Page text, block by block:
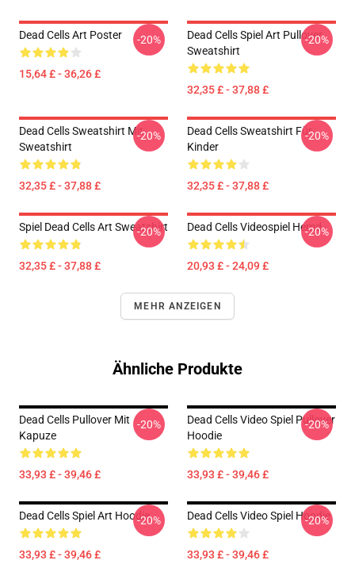
Dead Cells Art Poster
15,64 £ - 36,26 £
-20%
Dead Cells Spiel Art Pullover
Sweatshirt
32,35 £ - 37,88 £
-20%
Dead Cells Sweatshirt Mit
Sweatshirt
32,35 £ - 37,88 £
-20%
Dead Cells Sweatshirt Für
Kinder
32,35 £ - 37,88 £
-20%
Spiel Dead Cells Art Sweatshirt
32,35 £ - 37,88 £
-20% Dead Cells Videospiel Hemd
20,93 £ - 24,09 £
-20%
MEHR ANZEIGEN
Ähnliche Produkte
Dead Cells Pullover Mit
Kapuze
33,93 £ - 39,46 £
-20%
Dead Cells Video Spiel Pullover
Hoodie
33,93 £ - 39,46 £
-20%
Dead Cells Spiel Art Hoodie
33,93 £ - 39,46 £
-20% Dead Cells Video Spiel Hoodie
33,93 £ - 39,46 £
-20%